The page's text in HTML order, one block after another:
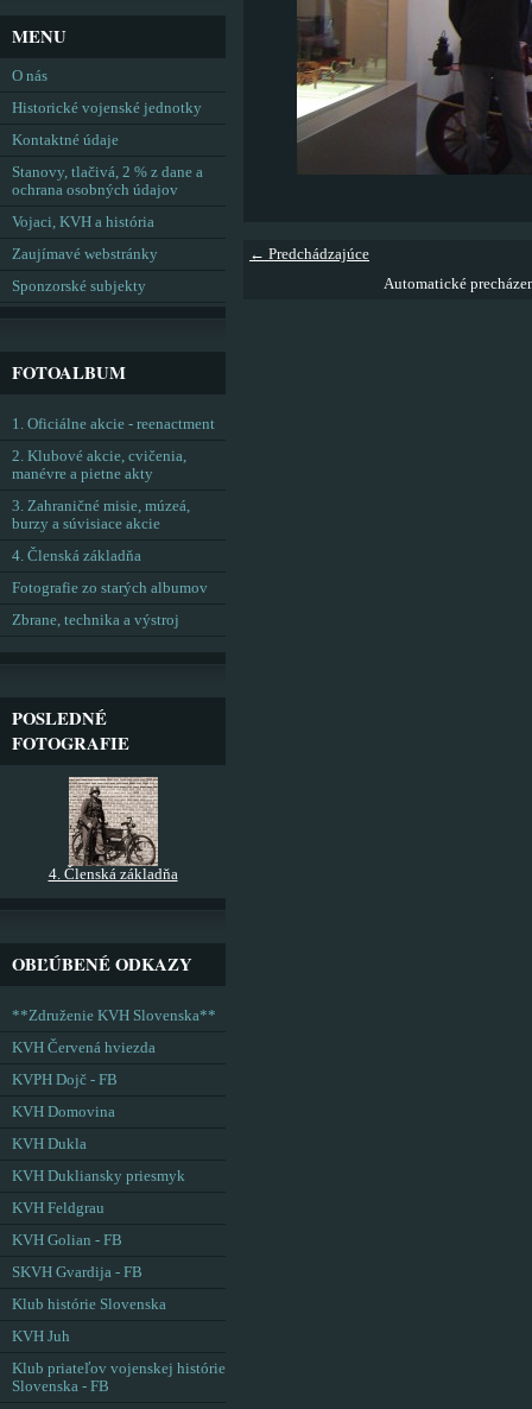
← Predchádzajúce
Automatické
MENU
O nás
Historické vojenské jednotky
Kontaktné údaje
Stanovy, tlačivá, 2 % z dane a
ochrana osobných údajov
Vojaci, KVH a história
Zaujímavé webstránky
Sponzorské subjekty
FOTOALBUM
1. Oficiálne akcie - reenactment
2. Klubové akcie, cvičenia,
manévre a pietne akty
3. Zahraničné misie, múzeá,
burzy a súvisiace akcie
4. Členská základňa
Fotografie zo starých albumov
Zbrane, technika a výstroj
POSLEDNÉ
FOTOGRAFIE
4. Členská základňa
OBĽÚBENÉ ODKAZY
**Združenie KVH Slovenska**
KVH Červená hviezda
KVPH Dojč - FB
KVH Domovina
KVH Dukla
KVH Dukliansky priesmyk
KVH Feldgrau
KVH Golian - FB
SKVH Gvardija - FB
Klub histórie Slovenska
KVH Juh
Klub priateľov vojenskej histórie
Slovenska - FB